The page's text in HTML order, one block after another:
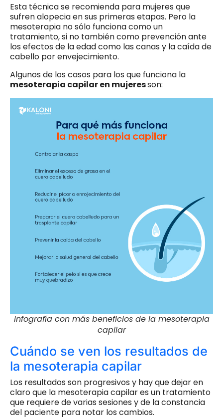
Esta técnica se recomienda para mujeres que
sufren alopecia en sus primeras etapas. Pero la
mesoterapia no sólo funciona como un
tratamiento, si no también como prevención ante
los efectos de la edad como las canas y la caída de
cabello por envejecimiento.
Algunos de los casos para los que funciona la
mesoterapia capilar en mujeresson:
Infografía con más beneficios de la mesoterapia
capilar
Cuándo se ven los resultados de
la mesoterapia capilar
Los resultados son progresivos y hay que dejar en
claro que la mesoterapia capilar es un tratamiento
que requiere de varias sesiones y de la constancia
del paciente para notar los cambios.